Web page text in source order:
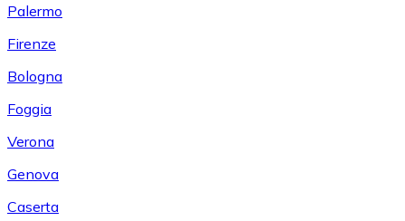
Palermo
Firenze
Bologna
Foggia
Verona
Genova
Caserta